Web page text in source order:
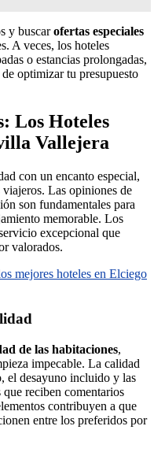
y buscarofertas especiales
A veces, los hoteles
o estancias prolongadas,
optimizar tu presupuesto
Los Hoteles
Vallejera
con un encanto especial,
Las opiniones de
son fundamentales para
memorable. Los
excepcional que
valorados.
mejores hoteles en Elciego
de las habitaciones,
impecable. La calidad
el desayuno incluido y las
que reciben comentarios
contribuyen a que
entre los preferidos por